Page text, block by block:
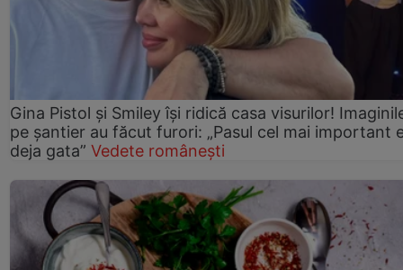
Gina Pistol și Smiley își ridică casa visurilor!
pe șantier au făcut furori: „Pasul cel mai important
deja gata” Vedete românești